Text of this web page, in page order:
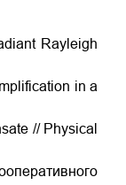
Rayleigh
in a
// Physical